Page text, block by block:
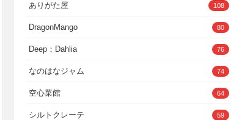
ありがた屋 108
DragonMango 80
Deep；Dahlia 76
なのはなジャム 74
空心菜館 64
シルトクレーテ 59